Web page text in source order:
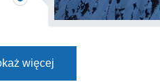
więcej